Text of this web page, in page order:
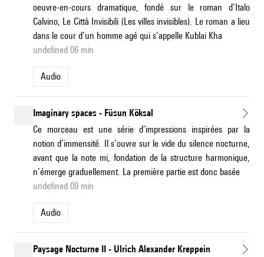
oeuvre-en-cours dramatique, fondé sur le roman d’Italo
Calvino, Le Città Invisibili (Les villes invisibles). Le roman a lieu
dans le cour d’un homme agé qui s’appelle Kublai Kha
undefined 06 min
Audio
Imaginary spaces - Füsun Köksal
Ce morceau est une série d’impressions inspirées par la
notion d’immensité. Il s’ouvre sur le vide du silence nocturne,
avant que la note mi, fondation de la structure harmonique,
n’émerge graduellement. La première partie est donc basée
undefined 09 min
Audio
Paysage Nocturne II - Ulrich Alexander Kreppein